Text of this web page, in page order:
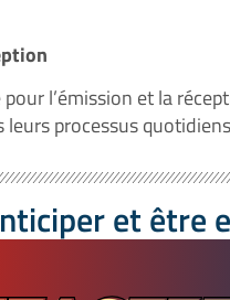
l’émission et la
processus
et être